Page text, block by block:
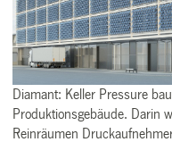
Diamant: Keller Pressure
Produktionsgebäude. Darin
Reinräumen